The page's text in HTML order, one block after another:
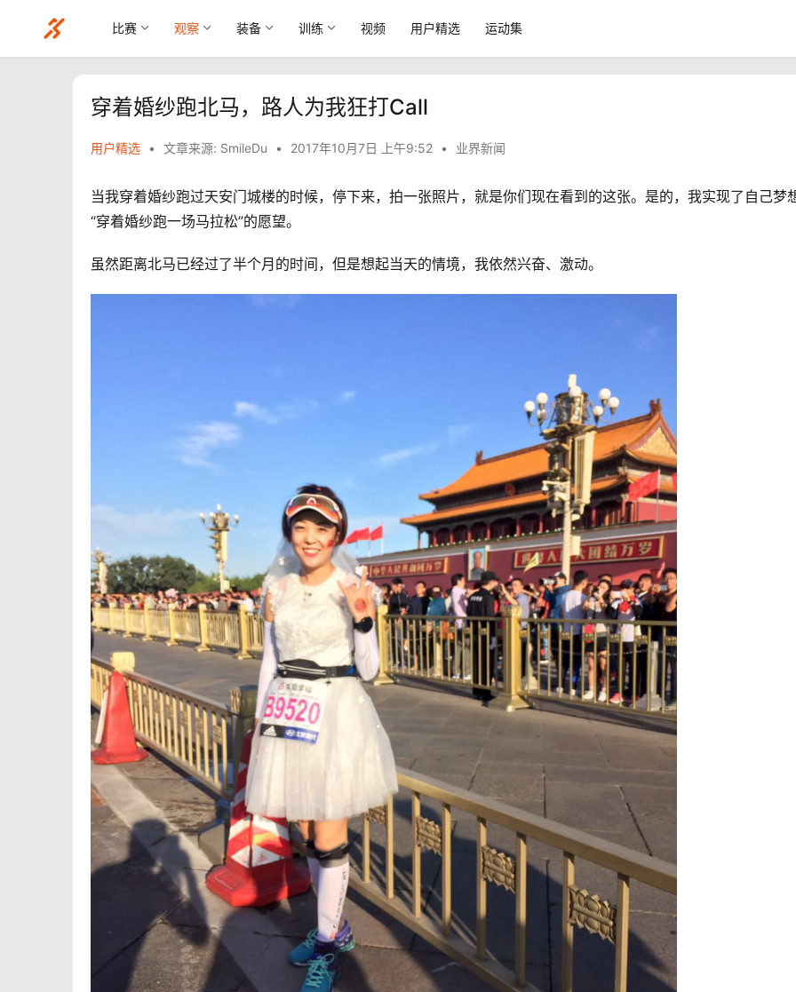
比赛 观察 装备 训练 视频 用户精选 运动集
穿着婚纱跑北马，路人为我狂打Call
用户精选 • 文章来源: SmileDu • 2017年10月7日 上午9:52 • 业界新闻
当我穿着婚纱跑过天安门城楼的时候，停下来，拍一张照片，就是你们现在看到的这张。是的，我实现了自己梦
“穿着婚纱跑一场马拉松”的愿望。
虽然距离北马已经过了半个月的时间，但是想起当天的情境，我依然兴奋、激动。